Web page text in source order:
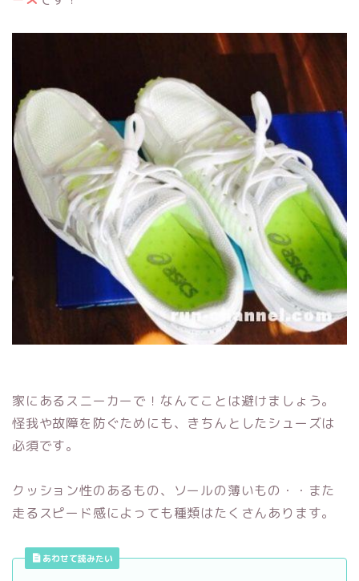
家にあるスニーカーで！なんてことは避けましょう。
怪我や故障を防ぐためにも、きちんとしたシューズは
必須です。
クッション性のあるもの、ソールの薄いもの・・また
走るスピード感によっても種類はたくさんあります。
あわせて読みたい